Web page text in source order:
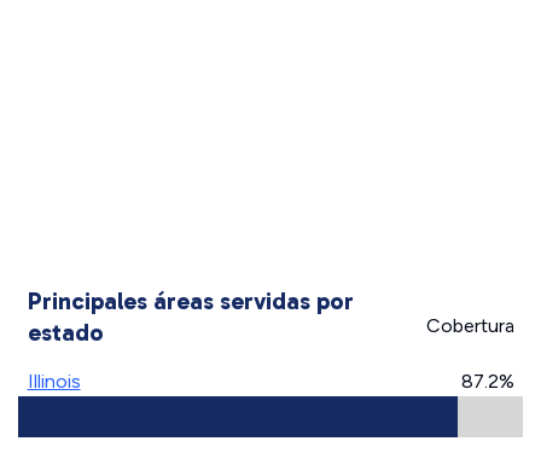
Principales áreas servidas por
estado
Cobertura
Illinois 87.2%